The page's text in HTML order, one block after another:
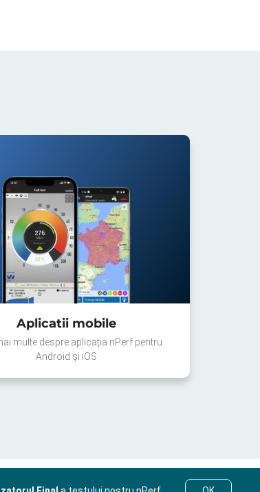
Aplicatii mobile
multe despre aplicația nPerf pentru
Android și iOS